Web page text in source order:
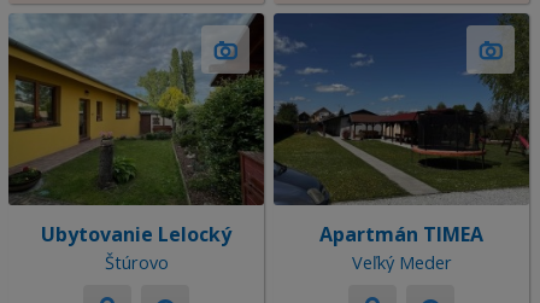
Ubytovanie Lelocký
Štúrovo
Apartmán TIMEA
Veľký Meder